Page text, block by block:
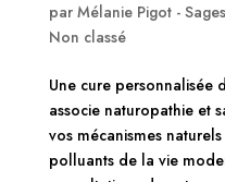
par Mélanie Pigot -
Non classé
Une cure personnalisée
associe naturopathie et
vos mécanismes
polluants de la vie